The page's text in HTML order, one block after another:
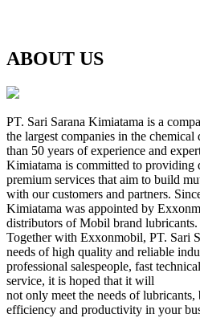
ABOUT US
PT. Sari Sarana Kimiatama is a
the largest companies in the
than 50 years of experience and
Kimiatama is committed to providing
premium services that aim to build
with our customers and partners.
Kimiatama was appointed by
distributors of Mobil brand lubricants.
Together with Exxonmobil, PT. Sari
needs of high quality and reliable
professional salespeople, fast
service, it is hoped that it will
not only meet the needs of
efficiency and productivity in your